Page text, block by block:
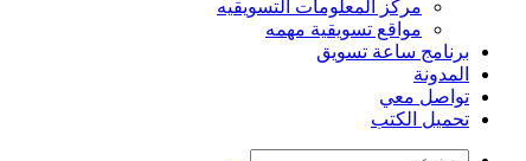
مركز المعلومات التسويقيه
مواقع تسويقية مهمه
برنامج ساعة تسويق
المدونة
تواصل معي
تحميل الكتب